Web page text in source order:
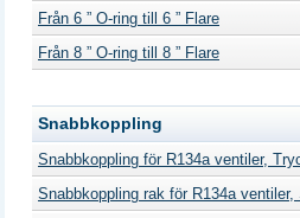
Från 6 ” O-ring till 6 ” Flare
Från 8 ” O-ring till 8 ” Flare
Snabbkoppling
Snabbkoppling för R134a ventiler,
Snabbkoppling rak för R134a ventiler,